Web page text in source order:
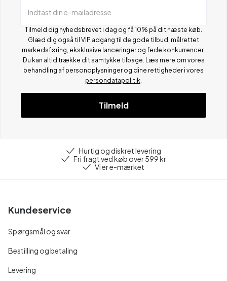
Indtast din e-mailadresse
Tilmeld dig nyhedsbrevet i dag og få 10% på dit næste køb.
Glæd dig også til VIP adgang til de gode tilbud, målrettet
markedsføring, eksklusive lanceringer og fede konkurrencer.
Du kan altid trække dit samtykke tilbage. Læs mere om vores
behandling af personoplysninger og dine rettigheder i vores
persondatapolitik
Tilmeld
Hurtig og diskret levering
Fri fragt ved køb over 599 kr
Vi er e-mærket
Kundeservice
Spørgsmål og svar
Bestilling og betaling
Levering